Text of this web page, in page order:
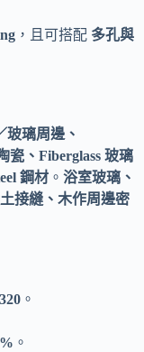
，且可搭配 多孔與
玻璃周邊、
瓷、Fiberglass 玻璃
鋼材 。 浴室玻璃、
接縫、木作周邊密
。
。